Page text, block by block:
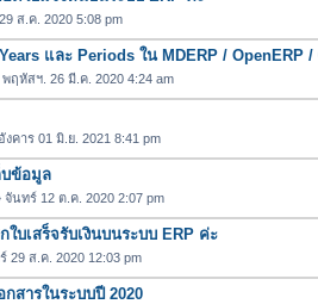
ส.ค. 2020 5:08 pm
และ Periods ใน MDERP / OpenERP /
พฤหัสฯ. 26 มี.ค. 2020 4:24 am
งคาร 01 มิ.ย. 2021 8:41 pm
บข้อมูล
จันทร์ 12 ต.ค. 2020 2:07 pm
ใบเสร็จรับเงินบนระบบ ERP ค่ะ
29 ส.ค. 2020 12:03 pm
กสารในระบบปี 2020